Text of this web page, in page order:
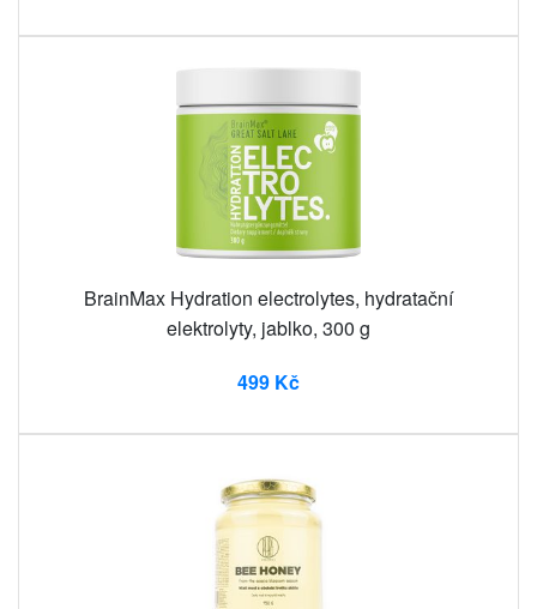
BrainMax Hydration electrolytes, hydratační
elektrolyty, jablko, 300 g
499 Kč